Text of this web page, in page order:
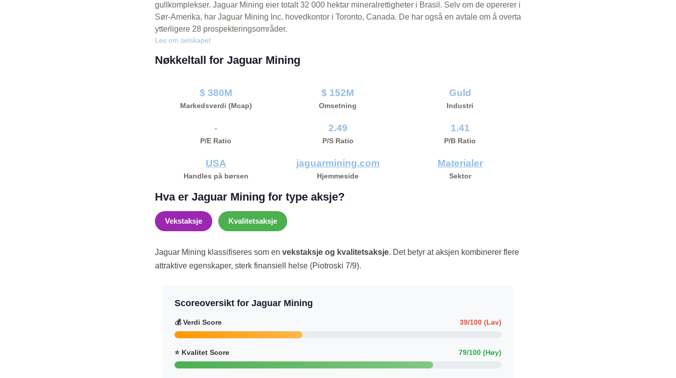
gullkomplekser. Jaguar Mining eier totalt 32 000 hektar mineralrettigheter i Brasil. Selv om de opererer i
Sør-Amerika, har Jaguar Mining Inc. hovedkontor i Toronto, Canada. De har også en avtale om å overta
ytterligere 28 prospekteringsområder.
Les om selskapet
Nøkkeltall for Jaguar Mining
$ 380M
Markedsverdi (Mcap)
$ 152M
Omsetning
Guld
Industri
-
P/E Ratio
2.49
P/S Ratio
1.41
P/B Ratio
USA
Handles på børsen
jaguarmining.com
Hjemmeside
Materialer
Sektor
Hva er Jaguar Mining for type aksje?
Vekstaksje Kvalitetsaksje
Jaguar Mining klassifiseres som en vekstaksje og kvalitetsaksje. Det betyr at aksjen kombinerer flere
attraktive egenskaper, sterk finansiell helse (Piotroski 7/9).
Scoreoversikt for Jaguar Mining
💰 Verdi Score 39/100 (Lav)
⭐ Kvalitet Score 79/100 (Høy)